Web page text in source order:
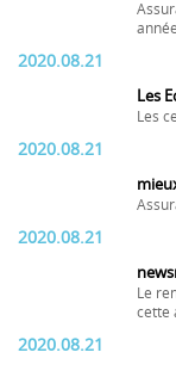
année
2020.08.21
Les
Les
2020.08.21
2020.08.21
Le
cette
2020.08.21